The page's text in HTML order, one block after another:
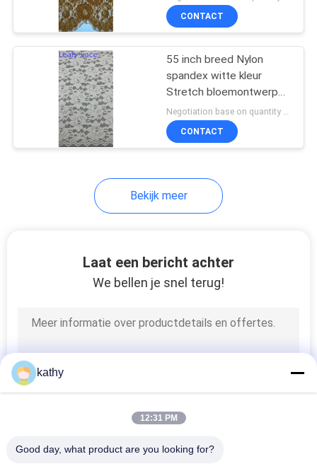
CONTACT
55 inch breed Nylon
spandex witte kleur
Stretch bloemontwerp
elastische kant stof met
schelp voor mode
vrouwen dressing
Negotiation base on quantity MOQ:15y
CONTACT
Bekijk meer
Laat een bericht achter
We bellen je snel terug!
kathy
12:31 PM
Good day, what product are you looking for?